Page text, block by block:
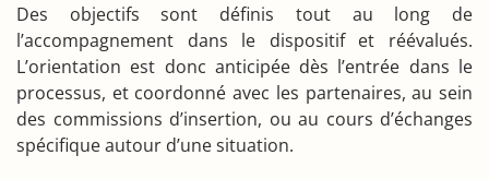
Des objectifs sont définis tout au long de
l’accompagnement dans le dispositif et réévalués.
L’orientation est donc anticipée dès l’entrée dans le
processus, et coordonné avec les partenaires, au sein
des commissions d’insertion, ou au cours d’échanges
spécifique autour d’une situation.